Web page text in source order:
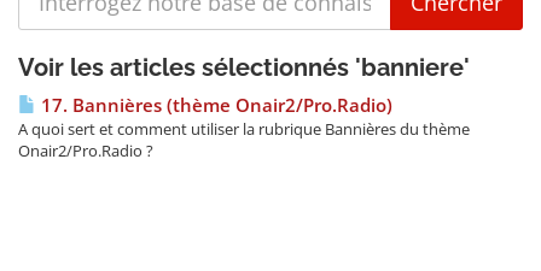
Voir les articles sélectionnés 'banniere'
17. Bannières (thème Onair2/Pro.Radio)
A quoi sert et comment utiliser la rubrique Bannières du thème
Onair2/Pro.Radio ?